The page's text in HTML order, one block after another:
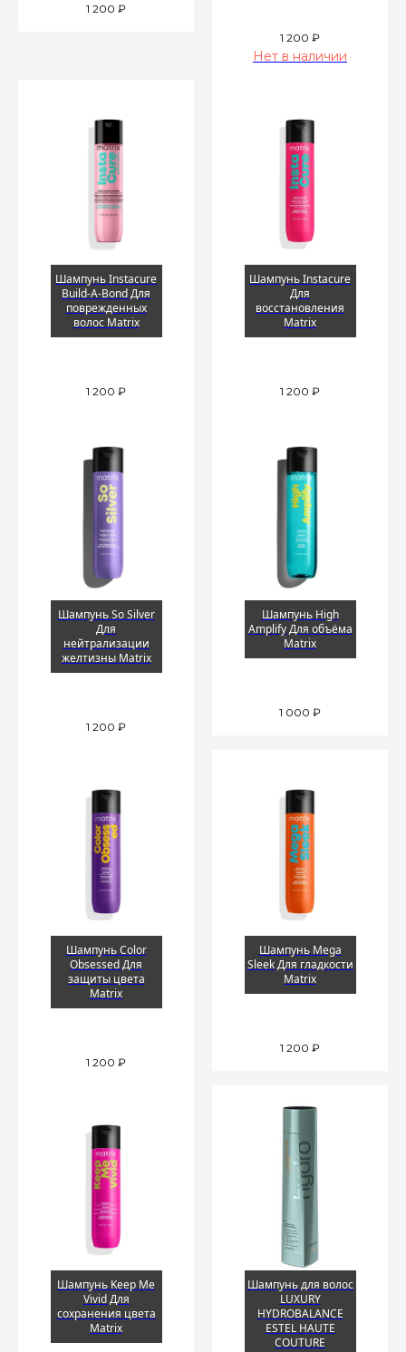
1 200 ₽
1 200 ₽
Нет в наличии
Шампунь Instacure
Build-A-Bond Для
поврежденных
волос Matrix
1 200 ₽
Шампунь Instacure
Для
восстановления
Matrix
1 200 ₽
Шампунь So Silver
Для
нейтрализации
желтизны Matrix
1 200 ₽
Шампунь High
Amplify Для объёма
Matrix
1 000 ₽
Шампунь Color
Obsessed Для
защиты цвета
Matrix
1 200 ₽
Шампунь Mega
Sleek Для гладкости
Matrix
1 200 ₽
Шампунь Keep Me
Vivid Для
сохранения цвета
Matrix
Шампунь для волос
LUXURY
HYDROBALANCE
ESTEL HAUTE
COUTURE